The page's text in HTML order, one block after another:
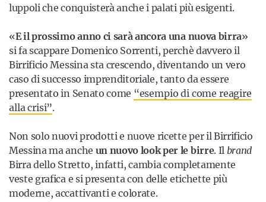
luppoli che conquisterà anche i palati più esigenti.
«E il prossimo anno ci sarà ancora una nuova birra»
si fa scappare Domenico Sorrenti, perchè davvero il
Birrificio Messina sta crescendo, diventando un vero
caso di successo imprenditoriale, tanto da essere
presentato in Senato come “esempio di come reagire
alla crisi”.
Non solo nuovi prodotti e nuove ricette per il Birrificio
Messina ma anche un nuovo look per le birre. Il brand
Birra dello Stretto, infatti, cambia completamente
veste grafica e si presenta con delle etichette più
moderne, accattivanti e colorate.